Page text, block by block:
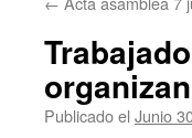
contenido
Publicado el Junio